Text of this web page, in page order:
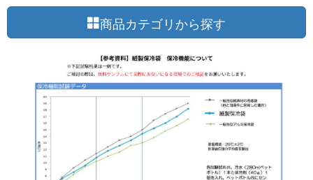
商品カテゴリから探す